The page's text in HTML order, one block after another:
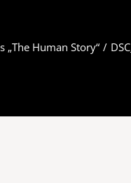
Human Story“ /